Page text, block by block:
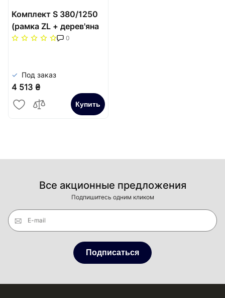
Комплект S 380/1250
(рамка ZL + дерев'яна
решітка WR) Carrera
0
Под заказ
4 513 ₴
Купить
Все акционные предложения
Подпишитесь одним кликом
E-mail
Подписаться